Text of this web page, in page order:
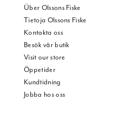
Über Olssons Fiske
Tietoja Olssons Fiske
Kontakta oss
Besök vår butik
Visit our store
Öppetider
Kundtidning
Jobba hos oss